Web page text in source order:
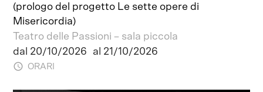
(prologo del progetto Le sette opere di
Misericordia)
Teatro delle Passioni – sala piccola
dal 20/10/2026
al 21/10/2026
ORARI